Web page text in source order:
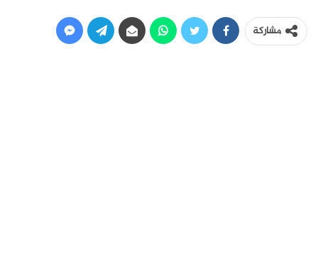
مشاركة